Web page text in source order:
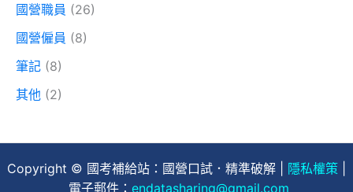
國營職員 (26)
國營僱員 (8)
筆記 (8)
其他 (2)
Copyright © 國考補給站：國營口試．精準破解 | 隱私權策
電子郵件： endatasharing@gmail.com